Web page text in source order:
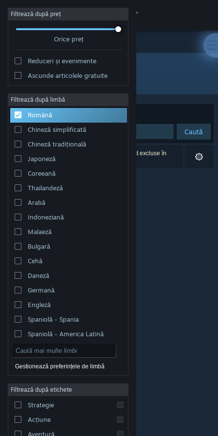
Conectează-te
Despre
Asistență
Schimbă limba
Vezi site în versiunea pentru desktop
© Valve Corporation. Toate drepturile rezervate. Toate
respectivi în SUA și celelalte țări.
Acordul Steam pentru abonați
Cookie-uri
Filtrează după preț
Orice preț
Reduceri și evenimente
Ascunde articolele gratuite
Filtrează după limbă
Română
Chineză simplificată
Chineză tradițională
Japoneză
Coreeană
Thailandeză
Arabă
Indoneziană
Malaeză
Bulgară
Cehă
Daneză
Germană
Engleză
Spaniolă - Spania
Spaniolă - America Latină
Gestionează preferințele de limbă
Filtrează după etichete
Strategie
Acțiune
Aventură
Editor: Jim Makes Games
Sortează după
Caută
0 rezultate corespund căutării tale. 2 titluri au fost excluse în
funcție de preferințele tale.